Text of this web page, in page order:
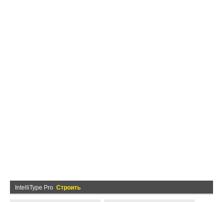
IntelliType Pro Строить